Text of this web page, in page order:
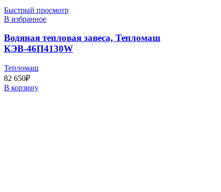
Быстрый просмотр
В избранное
Водяная тепловая завеса, Тепломаш
КЭВ-46П4130W
Тепломаш
82 650₽
В корзину